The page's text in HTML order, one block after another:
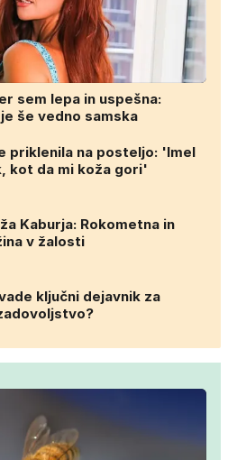
sem lepa in uspešna:
še vedno samska
priklenila na posteljo: 'Imel
kot da mi koža gori'
Kaburja: Rokometna in
v žalosti
ključni dejavnik za